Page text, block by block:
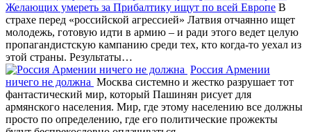
Желающих умереть за Прибалтику ищут по всей Европе В
страхе перед «российской агрессией» Латвия отчаянно ищет
молодежь, готовую идти в армию – и ради этого ведет целую
пропагандистскую кампанию среди тех, кто когда-то уехал из
этой страны. Результаты…
Россия Армении
ничего не должна Москва системно и жестко разрушает тот
фантастический мир, который Пашинян рисует для
армянского населения. Мир, где этому населению все должны
просто по определению, где его политические прожекты